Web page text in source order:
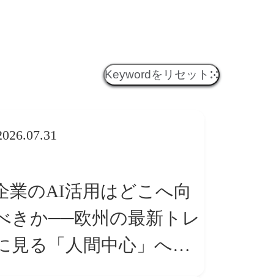
Keywordをリセット
業のAI活用はどこへ向
きか──欧州の最新トレ
見る「人間中心」への